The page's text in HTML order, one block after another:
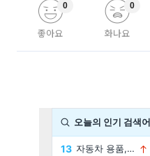
좋아요
0
화나요
0